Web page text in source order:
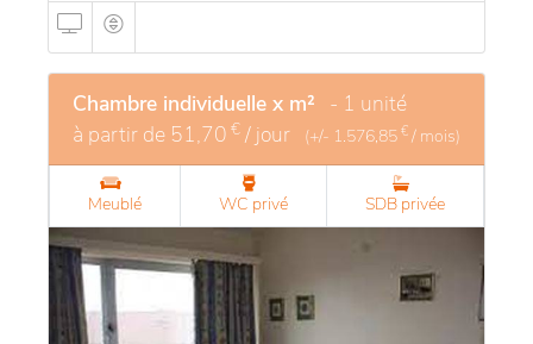
Chambre individuelle x m² - 1 unité
à partir de 51,70 € / jour (+/- 1.576,85 € / mois)
Meublé WC privé SDB privée